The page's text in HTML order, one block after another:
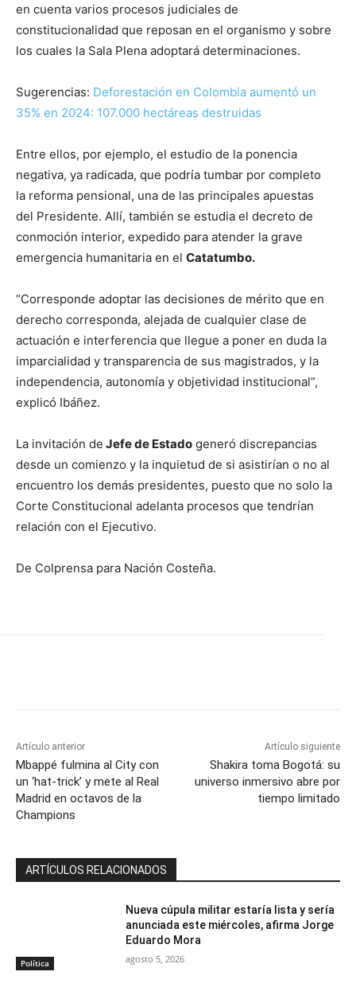
en cuenta varios procesos judiciales de
constitucionalidad que reposan en el organismo y sobre
los cuales la Sala Plena adoptará determinaciones.
Sugerencias: Deforestación en Colombia aumentó un
35% en 2024: 107.000 hectáreas destruidas
Entre ellos, por ejemplo, el estudio de la ponencia
negativa, ya radicada, que podría tumbar por completo
la reforma pensional, una de las principales apuestas
del Presidente. Allí, también se estudia el decreto de
conmoción interior, expedido para atender la grave
emergencia humanitaria en el Catatumbo.
“Corresponde adoptar las decisiones de mérito que en
derecho corresponda, alejada de cualquier clase de
actuación e interferencia que llegue a poner en duda la
imparcialidad y transparencia de sus magistrados, y la
independencia, autonomía y objetividad institucional”,
explicó Ibáñez.
La invitación de Jefe de Estado generó discrepancias
desde un comienzo y la inquietud de si asistirían o no al
encuentro los demás presidentes, puesto que no solo la
Corte Constitucional adelanta procesos que tendrían
relación con el Ejecutivo.
De Colprensa para Nación Costeña.
Artículo anterior
Mbappé fulmina al City con
un ‘hat-trick’ y mete al Real
Madrid en octavos de la
Champions
Artículo siguiente
Shakira toma Bogotá: su
universo inmersivo abre por
tiempo limitado
ARTÍCULOS RELACIONADOS
Política
Nueva cúpula militar estaría lista y sería
anunciada este miércoles, afirma Jorge
Eduardo Mora
agosto 5, 2026